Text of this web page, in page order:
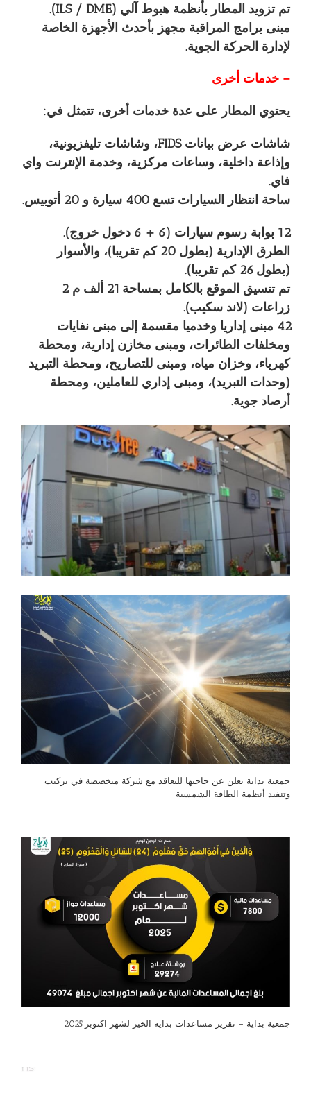
تم تزويد المطار بأنظمة هبوط آلي (ILS / DME).
مبنى برامج المراقبة مجهز بأحدث الأجهزة الخاصة
لإدارة الحركة الجوية.
– خدمات أخرى
يحتوي المطار على عدة خدمات أخرى، تتمثل في:
شاشات عرض بيانات FIDS، وشاشات تليفزيونية،
وإذاعة داخلية، وساعات مركزية، وخدمة الإنترنت واي
فاي.
ساحة انتظار السيارات تسع 400 سيارة و 20 أتوبيس.
12 بوابة رسوم سيارات (6 + 6 دخول خروج).
الطرق الإدارية (بطول 20 كم تقريبا)، والأسوار
(بطول 26 كم تقريبا).
تم تنسيق الموقع بالكامل بمساحة 21 ألف م 2
زراعات (لاند سكيب).
42 مبنى إداريا وخدميا مقسمة إلى مبنى نفايات
ومخلفات الطائرات، ومبنى مخازن إدارية، ومحطة
كهرباء، وخزان مياه، ومبنى للتصاريح، ومحطة التبريد
(وحدات التبريد)، ومبنى إداري للعاملين، ومحطة
أرصاد جوية.
جمعية بداية تعلن عن حاجتها للتعاقد مع شركة متخصصة في تركيب
وتنفيذ أنظمة الطاقة الشمسية
جمعية بداية – تقرير مساعدات بدايه الخير لشهر اكتوبر 2025